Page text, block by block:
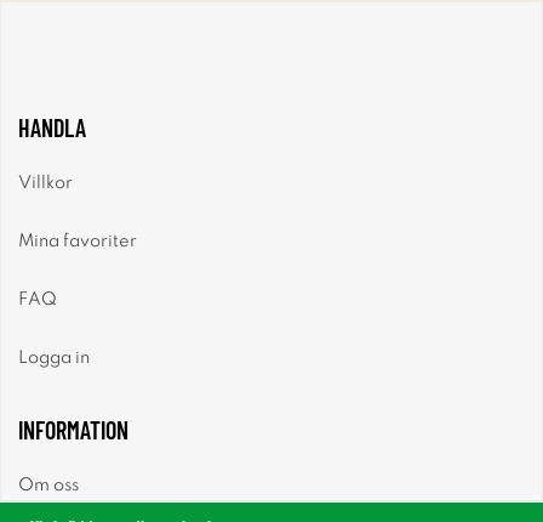
HANDLA
Villkor
Mina favoriter
FAQ
Logga in
INFORMATION
Om oss